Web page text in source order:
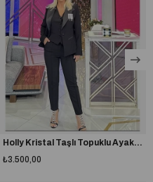
Holly Kristal Taşlı Topuklu Ayakkabı Siyah Seda Sayan
₺3.500,00